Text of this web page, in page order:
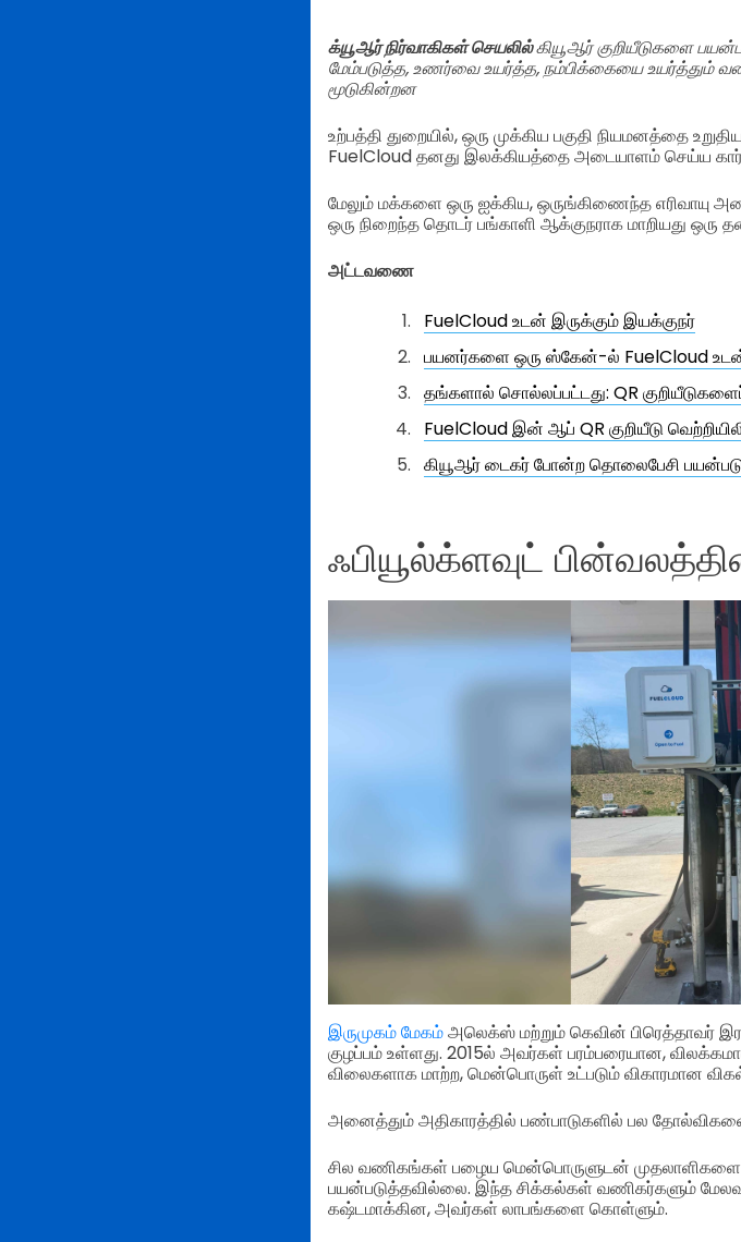
க்யூஆர் நிர்வாகிகள் செயலில்கியூஆர் குறியீடுகளை
மேம்படுத்த, உணர்வை உயர்த்த, நம்பிக்கையை உயர்த்தும்
மூடுகின்றன
உற்பத்தி துறையில், ஒரு முக்கிய பகுதி நியமனத்தை
FuelCloud தனது இலக்கியத்தை அடையாளம் செய்ய
மேலும் மக்களை ஒரு ஐக்கிய, ஒருங்கிணைந்த எரிவாயு
ஒரு நிறைந்த தொடர் பங்காளி ஆக்குநராக மாறியது ஒரு
அட்டவணை
FuelCloud உடன் இருக்கும் இயக்குநர்
பயனர்களை ஒரு ஸ்கேன்-ல் FuelCloud
தங்களால் சொல்லப்பட்டது: QR
FuelCloud இன் ஆப் QR குறியீடு
கியூஆர் டைகர் போன்ற தொலைபேசி
ஃபியூல்க்ளவுட்
இருமுகம் மேகம்அலெக்ஸ் மற்றும் கெவின் பிரெத்தாவர்
குழப்பம் உள்ளது. 2015ல் அவர்கள் பரம்பரையான,
விலைகளாக மாற்ற, மென்பொருள் உட்படும் விகாரமான
அனைத்தும் அதிகாரத்தில் பண்பாடுகளில் பல
சில வணிகங்கள் பழைய மென்பொருளுடன் முதலாளிகளை
பயன்படுத்தவில்லை. இந்த சிக்கல்கள் வணிகர்களும்
கஷ்டமாக்கின, அவர்கள் லாபங்களை கொள்ளும்.